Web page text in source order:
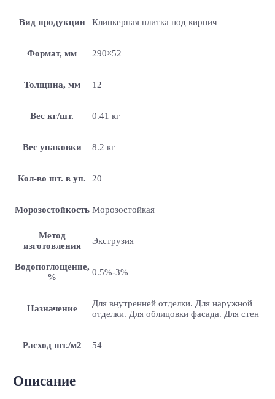
Вид продукции Клинкерная плитка под кирпич
Формат, мм 290×52
Толщина, мм 12
Вес кг/шт. 0.41 кг
Вес упаковки 8.2 кг
Кол-во шт. в уп. 20
Морозостойкость Морозостойкая
Метод
изготовления
Экструзия
Водопоглощение,
%
0.5%-3%
Назначение
Для внутренней отделки. Для наружной
отделки. Для облицовки фасада. Для стен
Расход шт./м2 54
Описание